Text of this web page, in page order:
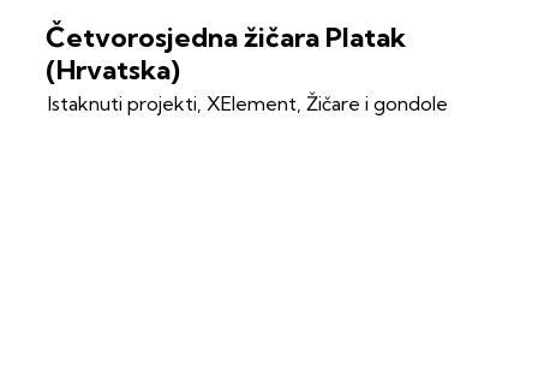
Četvorosjedna žičara Platak
(Hrvatska)
Istaknuti projekti, XElement, Žičare i gondole